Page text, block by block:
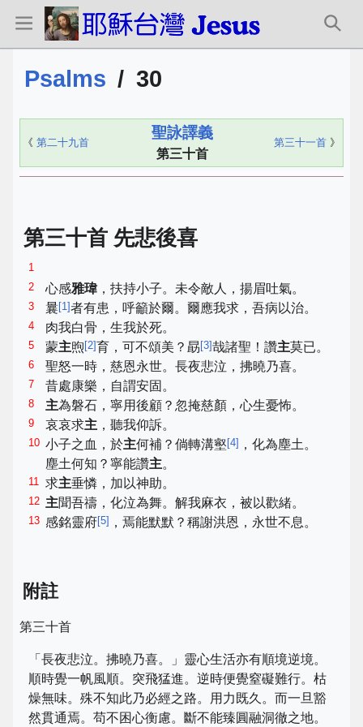
Psalms / 30
《 第二十九首
聖詠譯義
第三十首
第三十一首 》
第三十首 先悲後喜
1
2
心感雅瑋，扶持小子。未令敵人，揚眉吐氣。
3 曩[1]者有患，呼籲於爾。爾應我求，吾病以治。
4 肉我白骨，生我於死。
5 蒙主煦 [2]育，可不頌美？勗 [3]哉諸聖！讚主莫已。
6 聖怒一時，慈恩永世。長夜悲泣，拂曉乃喜。
7 昔處康樂，自謂安固。
8 主為磐石，寧用後顧？忽掩慈顏，心生憂怖。
9 哀哀求主 ，聽我仰訴。
10 小子之血，於主何補？倘轉溝壑 [4] ，化為塵土。
塵土何知？寧能讚主。
11 求主垂憐，加以神助。
12 主聞吾禱，化泣為舞。解我麻衣，被以歡緒。
13 感銘靈府[5] ，焉能默默？稱謝洪恩，永世不息。
附註
第三十首
「長夜悲泣。拂曉乃喜。」靈心生活亦有順境逆境。
順時覺一帆風順。突飛猛進。逆時便覺窒礙難行。枯
燥無味。殊不知此乃必經之路。用力既久。而一旦豁
然貫通焉。苟不困心衡慮。斷不能臻圓融洞徹之地。